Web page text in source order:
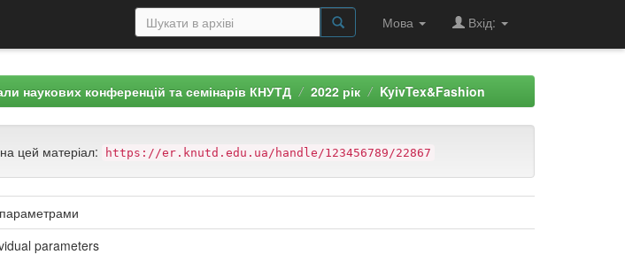
Мова Вхід:
наукових конференцій та семінарів КНУТД 2022 рік KyivTex&Fashion
цей матеріал: https://er.knutd.edu.ua/handle/123456789/22867
параметрами
parameters